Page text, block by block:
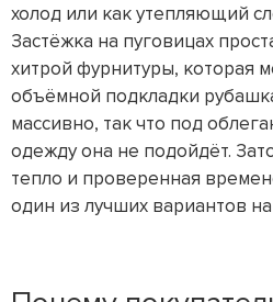
холод или как утепляющий
Застёжка на пуговицах
хитрой фурнитуры, которая
объёмной подкладки
массивно, так что под
одежду она не подойдёт.
тепло и проверенная
один из лучших вариантов